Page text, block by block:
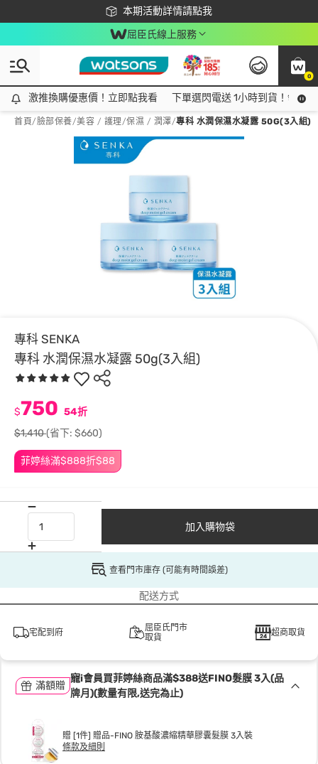
本期活動詳情請點我
下載app最高回饋$350
屈臣氏線上服務
0
激推換購優惠價！立即點我看
激推換購優惠價！立即點我看 下單選閃電送 1小時到貨！領神
首頁/臉部保養/美容 / 護理/保濕 / 潤澤/專科 水潤保濕水凝露 50G(3入組)
專科 SENKA
專科 水潤保濕水凝露 50g(3入組)
菲婷絲滿$888折$88
$750 54折
$1,410(省下: $660)
加入購物袋
查看門市庫存 (可能有時間誤差)
配送方式
宅配到府
屈臣氏門市
取貨
超商取貨
滿額贈
寵i會員買菲婷絲商品滿$388送FINO髮膜 3入(品
牌月)(數量有限,送完為止)
贈 [1件] 贈品-FINO 胺基酸濃縮精華膠囊髮膜 3入裝
條款及細則